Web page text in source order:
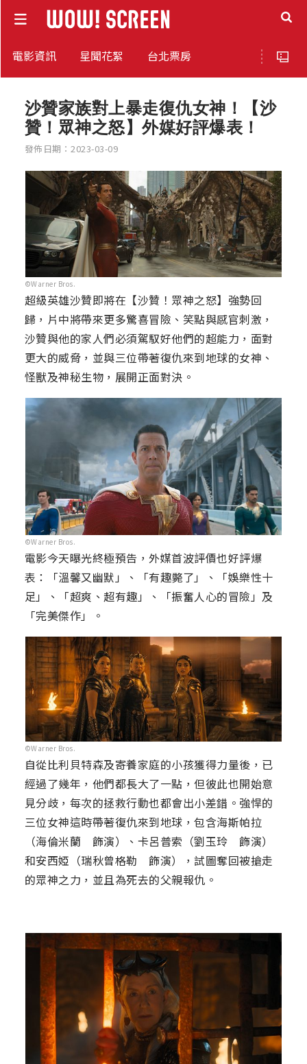
電影資訊 星聞花絮 台北票房
沙贊家族對上暴走復仇女神！【沙
贊！眾神之怒】外媒好評爆表！
發佈日期：2023-03-09
©Warner Bros.
超級英雄沙贊即將在【沙贊！眾神之怒】強勢回
歸，片中將帶來更多驚喜冒險、笑點與感官刺激，
沙贊與他的家人們必須駕馭好他們的超能力，面對
更大的威脅，並與三位帶著復仇來到地球的女神、
怪獸及神秘生物，展開正面對決。
©Warner Bros.
電影今天曝光終極預告，外媒首波評價也好評爆
表：「溫馨又幽默」、「有趣斃了」、「娛樂性十
足」、「超爽、超有趣」、「振奮人心的冒險」及
「完美傑作」。
©Warner Bros.
自從比利貝特森及寄養家庭的小孩獲得力量後，已
經過了幾年，他們都長大了一點，但彼此也開始意
見分歧，每次的拯救行動也都會出小差錯。強悍的
三位女神這時帶著復仇來到地球，包含海斯帕拉
（海倫米蘭 飾演）、卡呂普索（劉玉玲 飾演）
和安西婭（瑞秋曾格勒 飾演），試圖奪回被搶走
的眾神之力，並且為死去的父親報仇。